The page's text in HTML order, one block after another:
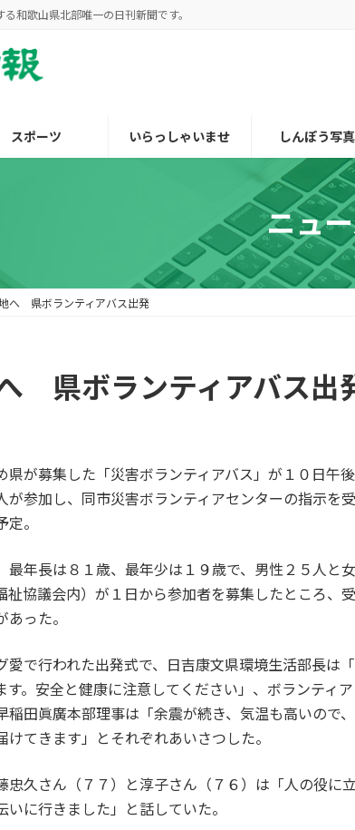
和歌山県北部唯一の日刊新聞です。
スポーツ いらっしゃいませ しんぽう写
ニュ
へ 県ボランティアバス出発
県ボランティアバス出
県が募集した「災害ボランティアバス」が１０日午
が参加し、同市災害ボランティアセンターの指示を
。
最年長は８１歳、最年少は１９歳で、男性２５人と
祉協議会内）が１日から参加者を募集したところ、
った。
愛で行われた出発式で、日吉康文県環境生活部長は
す。安全と健康に注意してください」、ボランティ
稲田眞廣本部理事は「余震が続き、気温も高いので
てきます」とそれぞれあいさつした。
久さん（７７）と淳子さん（７６）は「人の役に立
に行きました」と話していた。